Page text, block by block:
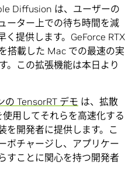
Diffusion は、ユーザーの
ーター上での待ち時間を減
く提供します。GeForce RTX
載した Mac での最速の実
。この拡張機能は本日より
TensorRT デモ は、拡散
用してそれらを高速化する
を開発者に提供します。こ
ボチャージし、アプリケー
すことに関心を持つ開発者